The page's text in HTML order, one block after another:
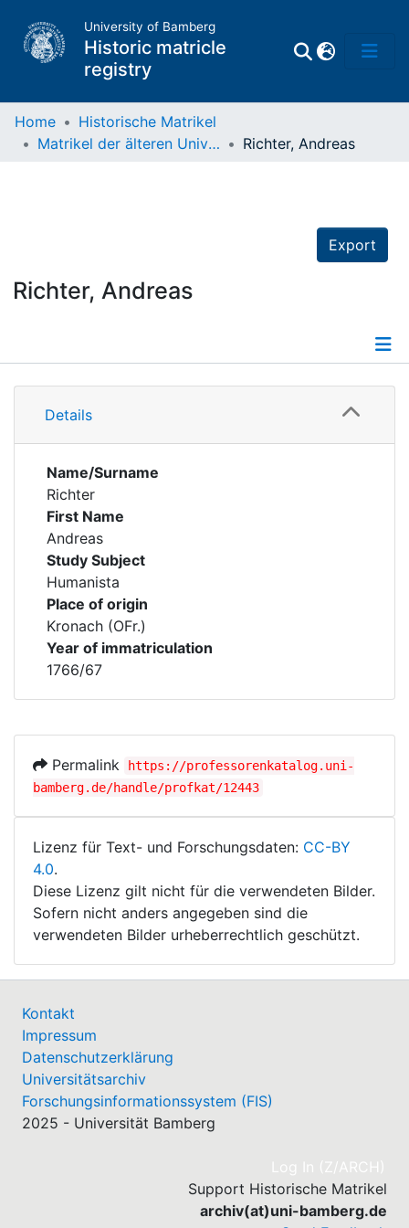
University of Bamberg
Historic matricle
registry
Home
Historische Matrikel
Matrikel der älteren Universität
Richter, Andreas
Export
Richter, Andreas
Details
Details
Name/Surname
Richter
First Name
Andreas
Study Subject
Humanista
Place of origin
Kronach (OFr.)
Year of immatriculation
1766/67
Permalink
https://professorenkatalog.uni-
bamberg.de/handle/profkat/12443
Lizenz für Text- und Forschungsdaten: CC-BY
4.0.
Diese Lizenz gilt nicht für die verwendeten Bilder.
Sofern nicht anders angegeben sind die
verwendeten Bilder urheberrechtlich geschützt.
Kontakt
Impressum
Datenschutzerklärung
Universitätsarchiv
Forschungsinformationssystem (FIS)
2025 - Universität Bamberg
Log In (Z/ARCH)
Support Historische Matrikel
archiv(at)uni-bamberg.de